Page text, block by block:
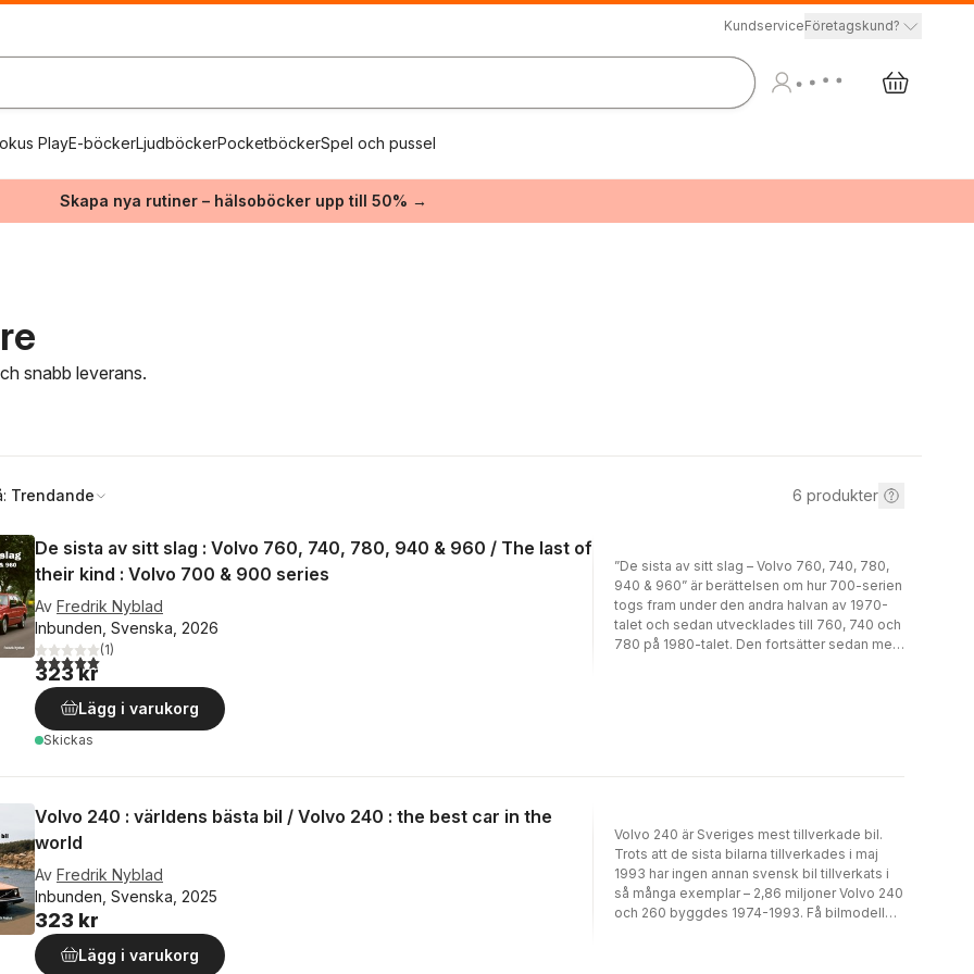
KundserviceFöretagskund?
PlayE-böckerLjudböckerPocketböckerSpel och pussel
Skapa nya rutiner – hälsoböcker upp till 50% →
snabb leverans.
Trendande 6 produkter
De sista av sitt slag : Volvo 760, 740, 780, 940 & 960 / The last of
their kind : Volvo 700 & 900 series
Av Fredrik Nyblad
Inbunden, Svenska, 2026
5,0utav 5 stjärnor. Totalt antal röster:
(1)
323 kr
Lägg i varukorg
Skickas
”De sista av sitt slag – Volvo 760, 740, 780,
940 & 960” är berättelsen om hur 700-serien
togs fram under den andra halvan av 1970-
talet och sedan utvecklades till 760, 740 och
780 på 1980-talet. Den fortsätter sedan med
specialmodeller som byggdes av Yngve
seriens motorsporthistoria. Modellbilar och
leksaksbilar föreställande Volvo 700/900
finns också med och boken avslutas med en
omfattande faktadel med modelländringar år
för år. När produktionen avslutades i februari
Volvo 240 : världens bästa bil / Volvo 240 : the best car in the
world
Av Fredrik Nyblad
Inbunden, Svenska, 2025
323 kr
Lägg i varukorg
Volvo 240 är Sveriges mest tillverkade bil.
Trots att de sista bilarna tillverkades i maj
1993 har ingen annan svensk bil tillverkats i
så många exemplar – 2,86 miljoner Volvo 240
och 260 byggdes 1974-1993. Få bilmodeller